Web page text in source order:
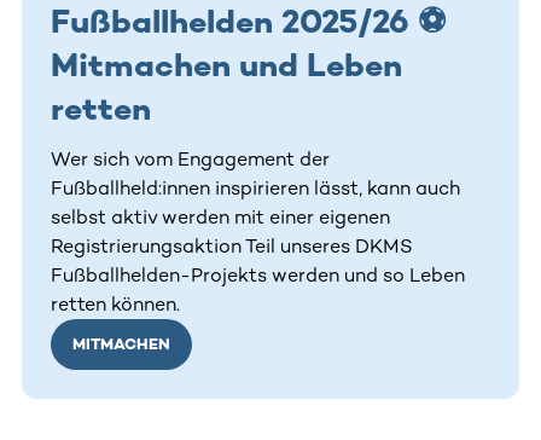
Fußballhelden 2025/26 ⚽
Mitmachen und Leben
retten
Wer sich vom Engagement der
Fußballheld:innen inspirieren lässt, kann auch
selbst aktiv werden mit einer eigenen
Registrierungsaktion Teil unseres DKMS
Fußballhelden-Projekts werden und so Leben
retten können.
MITMACHEN